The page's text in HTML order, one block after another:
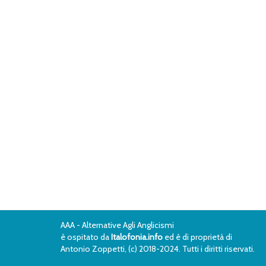
AAA - Alternative Agli Anglicismi
è ospitato daItalofonia.info ed è di proprietà di
Antonio Zoppetti, (c) 2018-2024. Tutti i diritti riservati.